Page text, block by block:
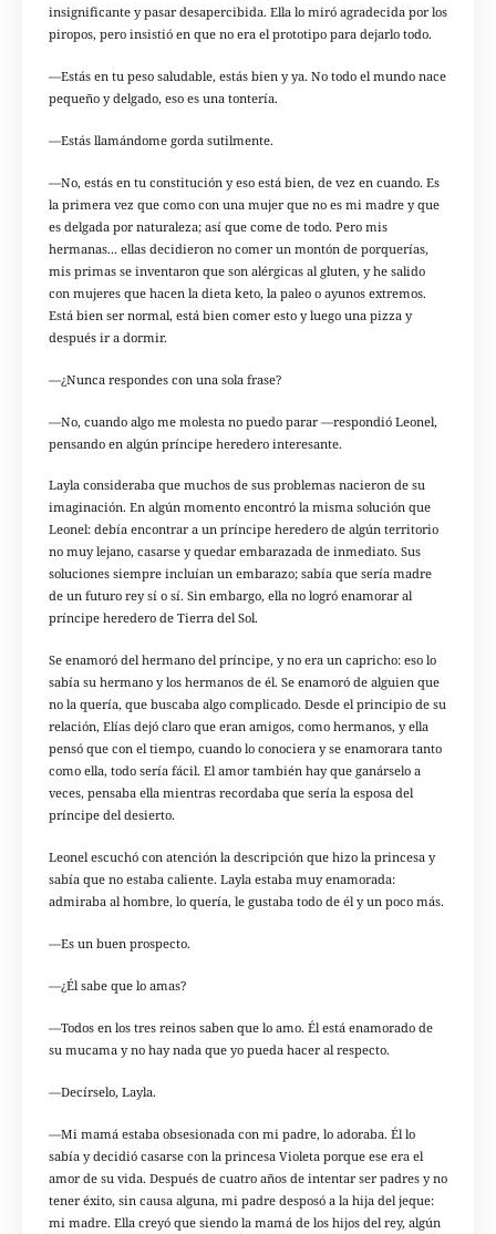
insignificante y pasar desapercibida. Ella lo miró agradecida por los
piropos, pero insistió en que no era el prototipo para dejarlo todo.
—Estás en tu peso saludable, estás bien y ya. No todo el mundo nace
pequeño y delgado, eso es una tontería.
—Estás llamándome gorda sutilmente.
—No, estás en tu constitución y eso está bien, de vez en cuando. Es
la primera vez que como con una mujer que no es mi madre y que
es delgada por naturaleza; así que come de todo. Pero mis
hermanas... ellas decidieron no comer un montón de porquerías,
mis primas se inventaron que son alérgicas al gluten, y he salido
con mujeres que hacen la dieta keto, la paleo o ayunos extremos.
Está bien ser normal, está bien comer esto y luego una pizza y
después ir a dormir.
—¿Nunca respondes con una sola frase?
—No, cuando algo me molesta no puedo parar —respondió Leonel,
pensando en algún príncipe heredero interesante.
Layla consideraba que muchos de sus problemas nacieron de su
imaginación. En algún momento encontró la misma solución que
Leonel: debía encontrar a un príncipe heredero de algún territorio
no muy lejano, casarse y quedar embarazada de inmediato. Sus
soluciones siempre incluían un embarazo; sabía que sería madre
de un futuro rey sí o sí. Sin embargo, ella no logró enamorar al
príncipe heredero de Tierra del Sol.
Se enamoró del hermano del príncipe, y no era un capricho: eso lo
sabía su hermano y los hermanos de él. Se enamoró de alguien que
no la quería, que buscaba algo complicado. Desde el principio de su
relación, Elías dejó claro que eran amigos, como hermanos, y ella
pensó que con el tiempo, cuando lo conociera y se enamorara tanto
como ella, todo sería fácil. El amor también hay que ganárselo a
veces, pensaba ella mientras recordaba que sería la esposa del
príncipe del desierto.
Leonel escuchó con atención la descripción que hizo la princesa y
sabía que no estaba caliente. Layla estaba muy enamorada:
admiraba al hombre, lo quería, le gustaba todo de él y un poco más.
—Es un buen prospecto.
—¿Él sabe que lo amas?
—Todos en los tres reinos saben que lo amo. Él está enamorado de
su mucama y no hay nada que yo pueda hacer al respecto.
—Decírselo, Layla.
—Mi mamá estaba obsesionada con mi padre, lo adoraba. Él lo
sabía y decidió casarse con la princesa Violeta porque ese era el
amor de su vida. Después de cuatro años de intentar ser padres y no
tener éxito, sin causa alguna, mi padre desposó a la hija del jeque:
mi madre. Ella creyó que siendo la mamá de los hijos del rey, algún